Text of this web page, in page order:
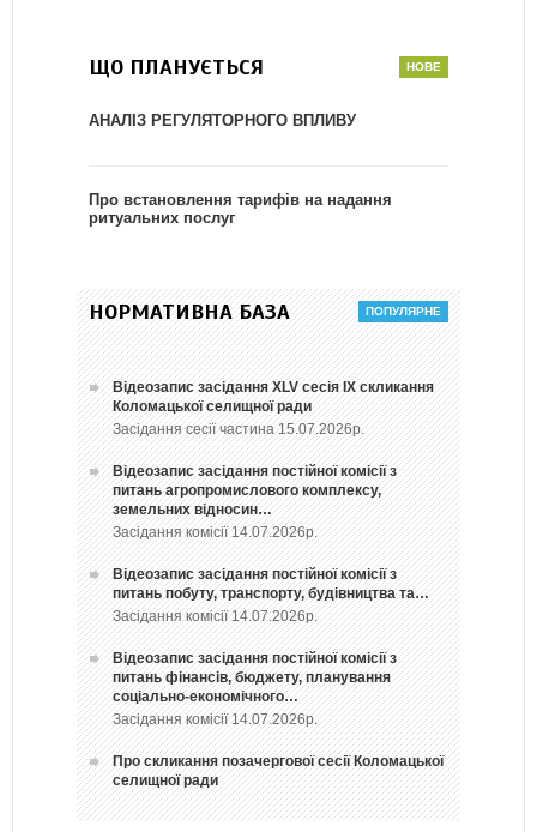
ЩО ПЛАНУЄТЬСЯ
АНАЛІЗ РЕГУЛЯТОРНОГО ВПЛИВУ
Про встановлення тарифів на надання
ритуальних послуг
НОРМАТИВНА БАЗА
Відеозапис засідання ХLV сесія ІХ скликання
Коломацької селищної ради
Засідання сесії частина 15.07.2026р.
Відеозапис засідання постійної комісії з
питань агропромислового комплексу,
земельних відносин…
Засідання комісії 14.07.2026р.
Відеозапис засідання постійної комісії з
питань побуту, транспорту, будівництва та…
Засідання комісії 14.07.2026р.
Відеозапис засідання постійної комісії з
питань фінансів, бюджету, планування
соціально-економічного…
Засідання комісії 14.07.2026р.
Про скликання позачергової сесії Коломацької
селищної ради